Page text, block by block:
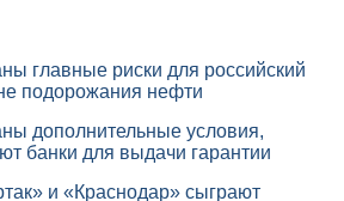
главные риски для российский
подорожания нефти
дополнительные условия,
банки для выдачи гарантии
и «Краснодар» сыграют